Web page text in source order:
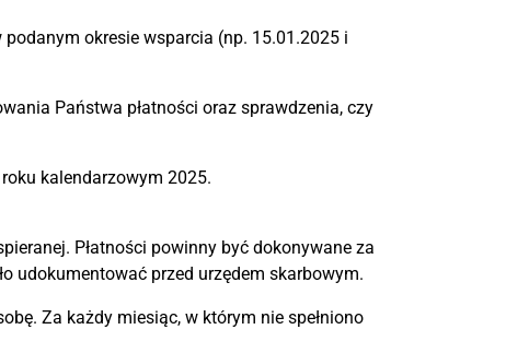
okresie wsparcia (np. 15.01.2025 i
Państwa płatności oraz sprawdzenia, czy
kalendarzowym 2025.
Płatności powinny być dokonywane za
udokumentować przed urzędem skarbowym.
Za każdy miesiąc, w którym nie spełniono